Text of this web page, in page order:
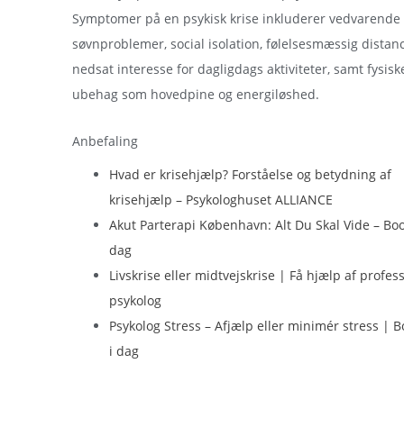
Symptomer på en psykisk krise inkluderer vedvarende
søvnproblemer, social isolation, følelsesmæssig
nedsat interesse for dagligdags aktiviteter, samt
ubehag som hovedpine og energiløshed.
Anbefaling
Hvad er krisehjælp? Forståelse og betydning af
krisehjælp – Psykologhuset ALLIANCE
Akut Parterapi København: Alt Du Skal Vide –
dag
Livskrise eller midtvejskrise | Få hjælp af
psykolog
Psykolog Stress – Afjælp eller minimér stress |
i dag